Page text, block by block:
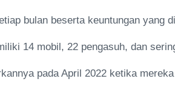
bulan beserta keuntungan yang
14 mobil, 22 pengasuh, dan
pada April 2022 ketika